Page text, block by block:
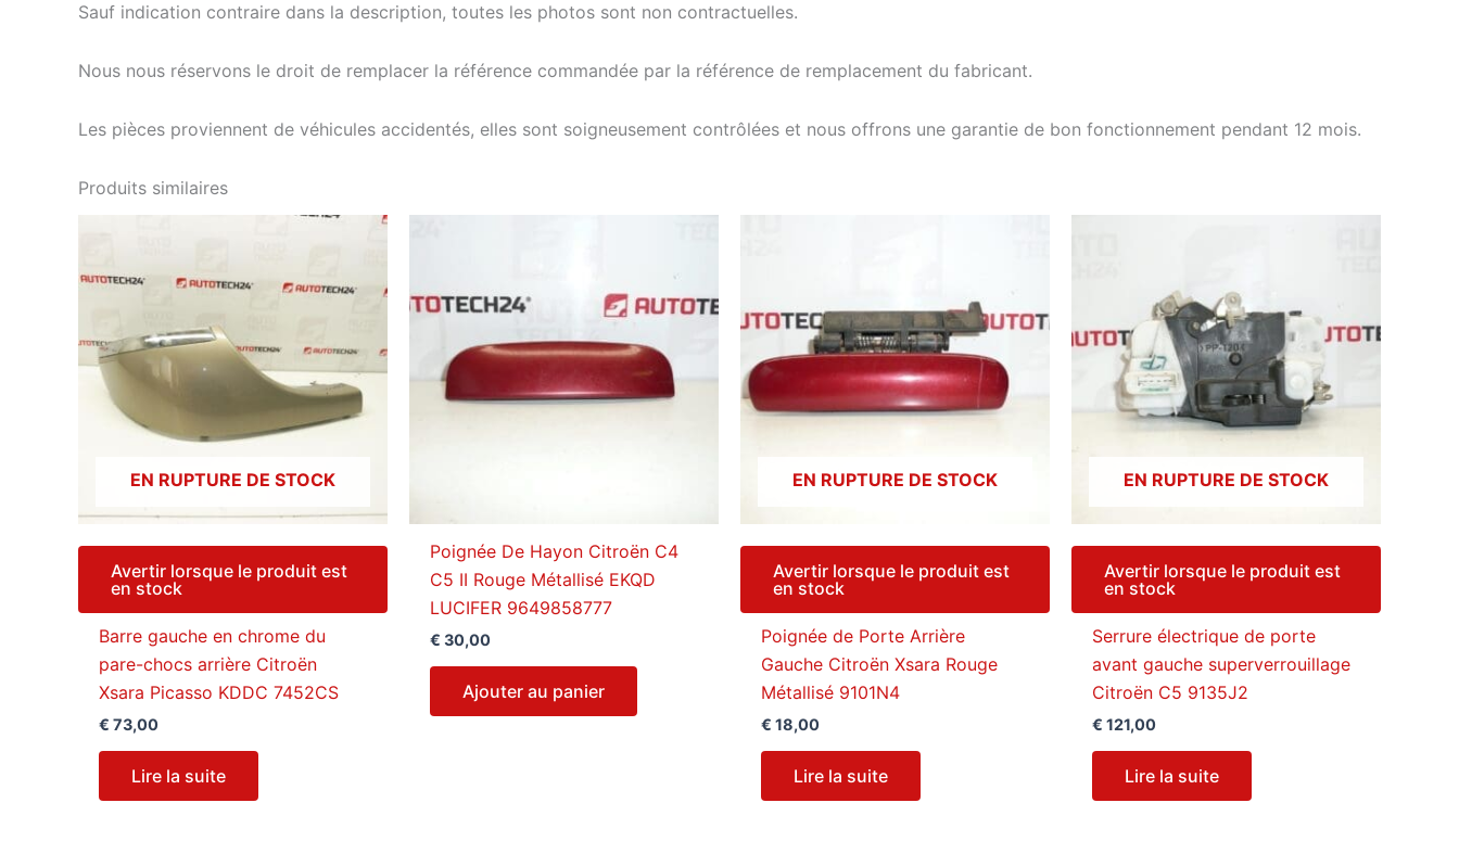
Sauf indication contraire dans la description, toutes les photos sont non contractuelles.
Nous nous réservons le droit de remplacer la référence commandée par la référence de remplacement du fabricant.
Les pièces proviennent de véhicules accidentés, elles sont soigneusement contrôlées et nous offrons une garantie de bon fonctionnement pendant 12 mois.
Produits similaires
EN RUPTURE DE STOCK
Avertir lorsque le produit est
en stock
Barre gauche en chrome du
pare-chocs arrière Citroën
Xsara Picasso KDDC 7452CS
€ 73,00
Lire la suite
Poignée De Hayon Citroën C4
C5 II Rouge Métallisé EKQD
LUCIFER 9649858777
€ 30,00
Ajouter au panier
EN RUPTURE DE STOCK
Avertir lorsque le produit est
en stock
Poignée de Porte Arrière
Gauche Citroën Xsara Rouge
Métallisé 9101N4
€ 18,00
Lire la suite
EN RUPTURE DE STOCK
Avertir lorsque le produit est
en stock
Serrure électrique de porte
avant gauche superverrouillage
Citroën C5 9135J2
€ 121,00
Lire la suite